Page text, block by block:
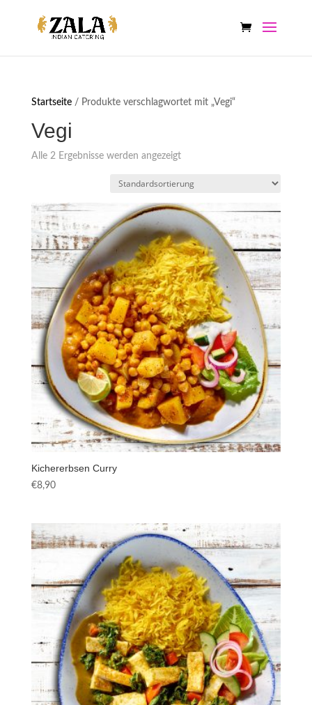
Startseite/ Produkte verschlagwortet mit „Vegi“
Vegi
Alle 2 Ergebnisse werden angezeigt
Kichererbsen Curry
€8,90